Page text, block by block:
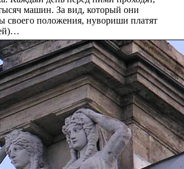
машин. За вид, который они
своего положения, нувориши платят